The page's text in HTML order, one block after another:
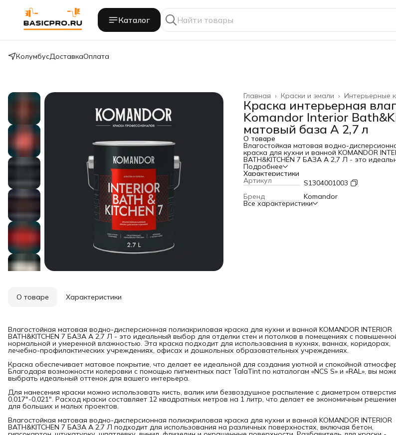
Каталог
КолумбусДоставкаОплата
Интерьерные
Краски и эмали ›
Главная ›
Краска интерьерная
Komandor Interior
матовый база A 2,7 л
О товаре
Влагостойкая матовая водно-
краска для кухни и ванной KOMANDOR
BATH&KITCHEN 7 БАЗА A 2,7 Л - это
отделки стен и потолков в помещениях с
нормальной и умеренной влажностью. Эта
для использования в кухнях, ваннах,
профилактических учреждениях, офисах и
образовательных учреждениях.
Краска обеспечивает матовое покрытие,
идеальной для создания уютной и
Подробнее
Характеристики
Артикул
S1304001003
Бренд
Komandor
Все характеристики
О товаре Характеристики
Влагостойкая матовая водно-дисперсионная полиакриловая краска для кухни и ванной KOMANDOR INTERIOR
BATH&KITCHEN 7 БАЗА A 2,7 Л - это идеальный выбор для отделки стен и потолков в помещениях с
нормальной и умеренной влажностью. Эта краска подходит для использования в кухнях, ваннах, коридорах,
лечебно-профилактических учреждениях, офисах и дошкольных образовательных учреждениях.
Краска обеспечивает матовое покрытие, что делает ее идеальной для создания уютной и спокойной
Благодаря возможности колеровки с помощью пигментных паст TalaTint по каталогам «NCS S» и «RAL», вы
выбрать идеальный оттенок для вашего интерьера.
Для нанесения краски можно использовать кисть, валик или безвоздушное распыление с диаметром отверстия
0,017"-0,021". Расход краски составляет 12 квадратных метров на 1 литр, что делает ее экономичным
для больших и малых проектов.
Влагостойкая матовая водно-дисперсионная полиакриловая краска для кухни и ванной KOMANDOR INTERIOR
BATH&KITCHEN 7 БАЗА A 2,7 Л подходит для использования на различных поверхностях, включая бетон,